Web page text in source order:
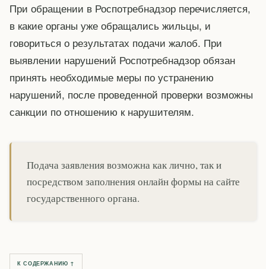
При обращении в Роспотребнадзор перечисляется,
в какие органы уже обращались жильцы, и
говориться о результатах подачи жалоб. При
выявлении нарушений Роспотребнадзор обязан
принять необходимые меры по устранению
нарушений, после проведенной проверки возможны
санкции по отношению к нарушителям.
Подача заявления возможна как лично, так и
посредством заполнения онлайн формы на сайте
государственного органа.
К СОДЕРЖАНИЮ ↑